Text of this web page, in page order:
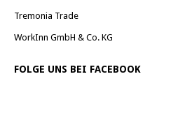
Tremonia Trade
WorkInn GmbH & Co. KG
FOLGE UNS BEI FACEBOOK